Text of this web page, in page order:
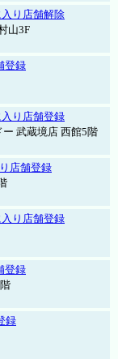
り店舗解除
山3F
登録
り店舗登録
武蔵境店 西館5階
店舗登録
り店舗登録
登録
録